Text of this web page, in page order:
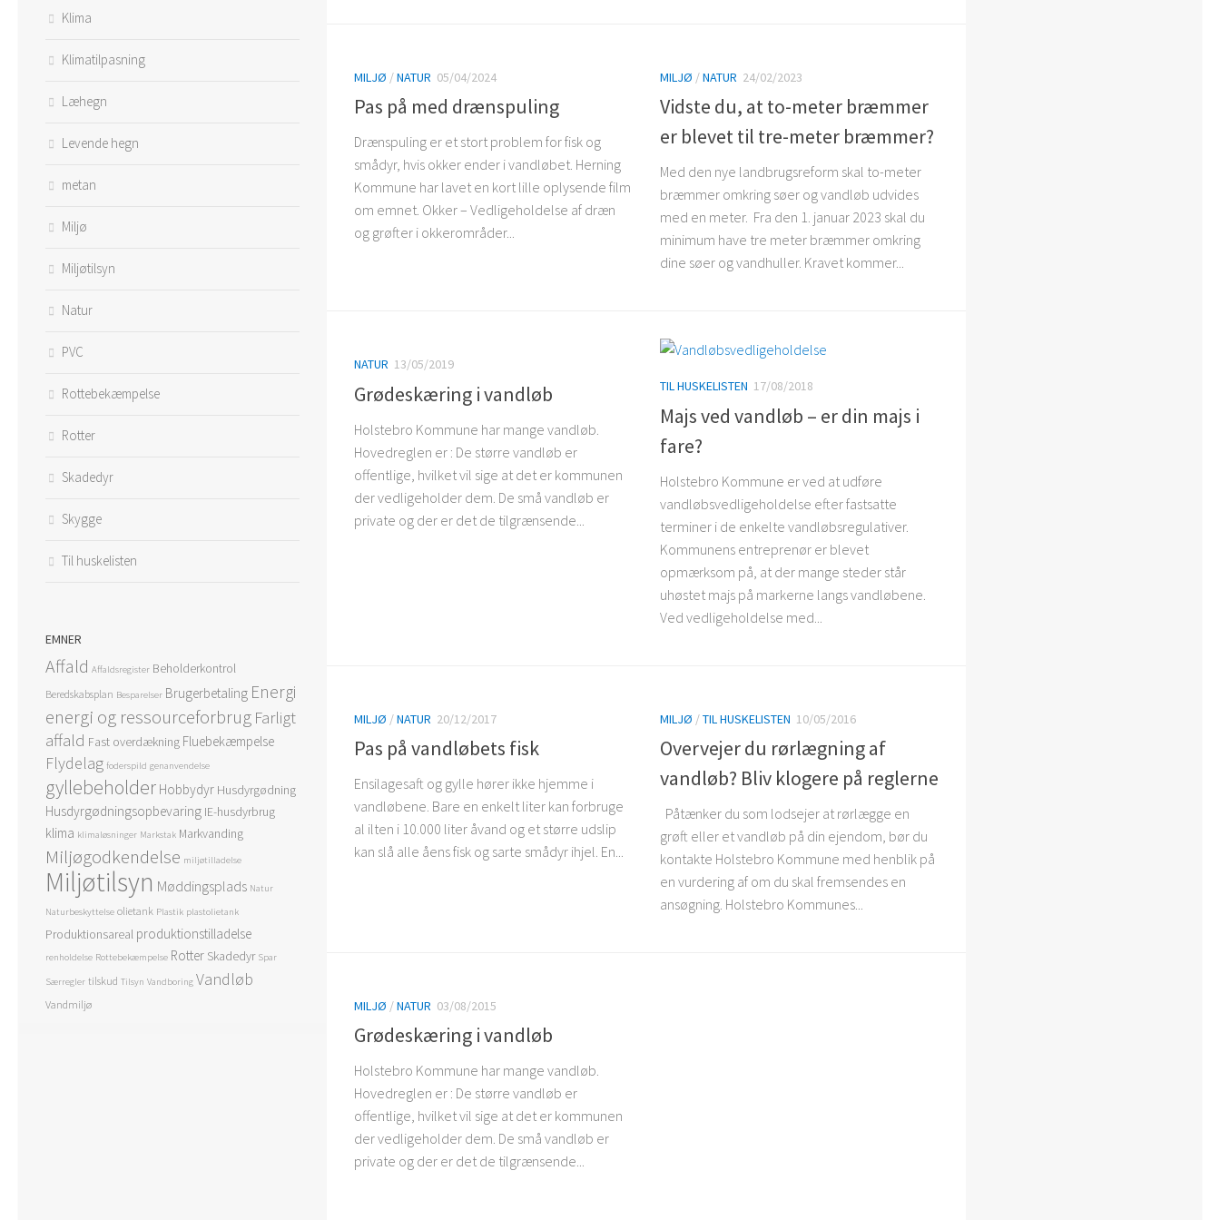
MILJØ /NATUR 05/04/2024
Pas på med drænspuling
Drænspuling er et stort problem for fisk og
smådyr, hvis okker ender i vandløbet. Herning
Kommune har lavet en kort lille oplysende film
om emnet. Okker – Vedligeholdelse af dræn
og grøfter i okkerområder...
MILJØ /NATUR 24/02/2023
Vidste du, at to-meter bræmmer
er blevet til tre-meter bræmmer?
Med den nye landbrugsreform skal to-meter
bræmmer omkring søer og vandløb udvides
med en meter. Fra den 1. januar 2023 skal du
minimum have tre meter bræmmer omkring
dine søer og vandhuller. Kravet kommer...
NATUR 13/05/2019
Grødeskæring i vandløb
Holstebro Kommune har mange vandløb.
Hovedreglen er : De større vandløb er
offentlige, hvilket vil sige at det er kommunen
der vedligeholder dem. De små vandløb er
private og der er det de tilgrænsende...
TIL HUSKELISTEN 17/08/2018
Majs ved vandløb – er din majs i
fare?
Holstebro Kommune er ved at udføre
vandløbsvedligeholdelse efter fastsatte
terminer i de enkelte vandløbsregulativer.
Kommunens entreprenør er blevet
opmærksom på, at der mange steder står
uhøstet majs på markerne langs vandløbene.
Ved vedligeholdelse med...
MILJØ /NATUR 20/12/2017
Pas på vandløbets fisk
Ensilagesaft og gylle hører ikke hjemme i
vandløbene. Bare en enkelt liter kan forbruge
al ilten i 10.000 liter åvand og et større udslip
kan slå alle åens fisk og sarte smådyr ihjel. En...
MILJØ /TIL HUSKELISTEN 10/05/2016
Overvejer du rørlægning af
vandløb? Bliv klogere på reglerne
Påtænker du som lodsejer at rørlægge en
grøft eller et vandløb på din ejendom, bør du
kontakte Holstebro Kommune med henblik på
en vurdering af om du skal fremsendes en
ansøgning. Holstebro Kommunes...
MILJØ /NATUR 03/08/2015
Grødeskæring i vandløb
Holstebro Kommune har mange vandløb.
Hovedreglen er : De større vandløb er
offentlige, hvilket vil sige at det er kommunen
der vedligeholder dem. De små vandløb er
private og der er det de tilgrænsende...
Klima
Klimatilpasning
Læhegn
Levende hegn
metan
Miljø
Miljøtilsyn
Natur
PVC
Rottebekæmpelse
Rotter
Skadedyr
Skygge
Til huskelisten
EMNER
Affald Affaldsregister Beholderkontrol
Beredskabsplan Besparelser Brugerbetaling Energi
energi og ressourceforbrug Farligt
affald Fast overdækning Fluebekæmpelse
Flydelag foderspild genanvendelse
gyllebeholder Hobbydyr Husdyrgødning
Husdyrgødningsopbevaring IE-husdyrbrug
klima klimaløsninger Markstak Markvanding
Miljøgodkendelse miljøtilladelse
Miljøtilsyn Møddingsplads Natur
Naturbeskyttelse olietank Plastik plastolietank
Produktionsareal produktionstilladelse
renholdelse Rottebekæmpelse Rotter Skadedyr Spar
Særregler tilskud Tilsyn Vandboring Vandløb
Vandmiljø